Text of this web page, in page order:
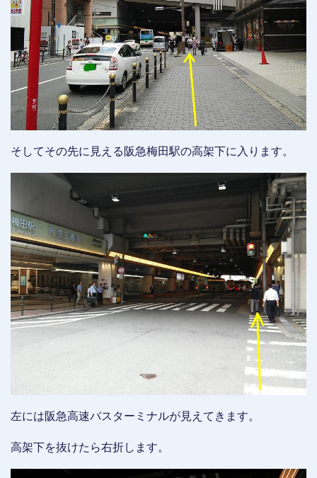
そしてその先に見える阪急梅田駅の高架下に入ります。
左には阪急高速バスターミナルが見えてきます。
高架下を抜けたら右折します。